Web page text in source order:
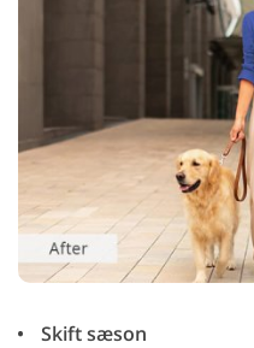
Skift sæson